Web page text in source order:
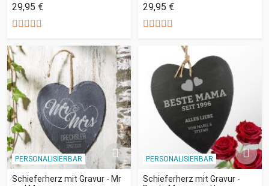
29,95 € 29,95 €
PERSONALISIERBAR
Schieferherz mit Gravur - Mr
PERSONALISIERBAR
Schieferherz mit Gravur -